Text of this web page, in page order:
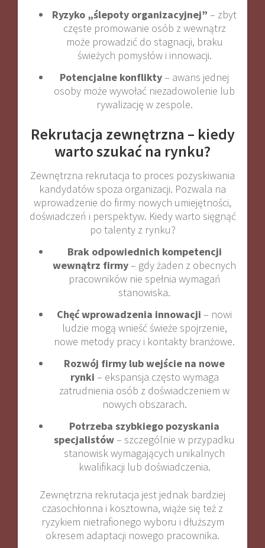
Ryzyko „ślepoty organizacyjnej” – zbyt
częste promowanie osób z wewnątrz
może prowadzić do stagnacji, braku
świeżych pomysłów i innowacji.
Potencjalne konflikty– awans jednej
osoby może wywołać niezadowolenie lub
rywalizację w zespole.
Rekrutacja zewnętrzna – kiedy
warto szukać na rynku?
Zewnętrzna rekrutacja to proces pozyskiwania
kandydatów spoza organizacji. Pozwala na
wprowadzenie do firmy nowych umiejętności,
doświadczeń i perspektyw. Kiedy warto sięgnąć
po talenty z rynku?
Brak odpowiednich kompetencji
wewnątrz firmy– gdy żaden z obecnych
pracowników nie spełnia wymagań
stanowiska.
Chęć wprowadzenia innowacji – nowi
ludzie mogą wnieść świeże spojrzenie,
nowe metody pracy i kontakty branżowe.
Rozwój firmy lub wejście na nowe
rynki – ekspansja często wymaga
zatrudnienia osób z doświadczeniem w
nowych obszarach.
Potrzeba szybkiego pozyskania
specjalistów– szczególnie w przypadku
stanowisk wymagających unikalnych
kwalifikacji lub doświadczenia.
Zewnętrzna rekrutacja jest jednak bardziej
czasochłonna i kosztowna, wiąże się też z
ryzykiem nietrafionego wyboru i dłuższym
okresem adaptacji nowego pracownika.